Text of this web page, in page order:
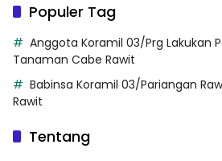
Populer Tag
Anggota Koramil 03/Prg Lakukan
Tanaman Cabe Rawit
Babinsa Koramil 03/Pariangan
Rawit
Tentang